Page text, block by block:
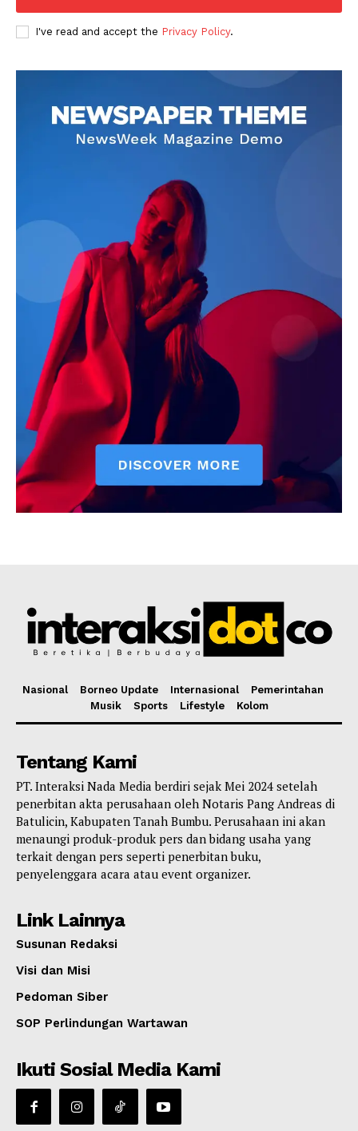
I've read and accept the Privacy Policy.
Nasional Borneo Update Internasional
Pemerintahan
Musik
Sports Lifestyle Kolom
Tentang Kami
PT. Interaksi Nada Media berdiri sejak Mei 2024 setelah
penerbitan akta perusahaan oleh Notaris Pang Andreas di
Batulicin, Kabupaten Tanah Bumbu. Perusahaan ini akan
menaungi produk-produk pers dan bidang usaha yang
terkait dengan pers seperti penerbitan buku,
penyelenggara acara atau event organizer.
Link Lainnya
Susunan Redaksi
Visi dan Misi
Pedoman Siber
SOP Perlindungan Wartawan
Ikuti Sosial Media Kami